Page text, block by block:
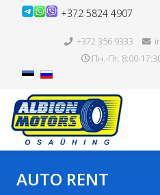
+372 5824 4907
+372 356 9333
Пн.-Пт. 8:00-
AUTO RENT